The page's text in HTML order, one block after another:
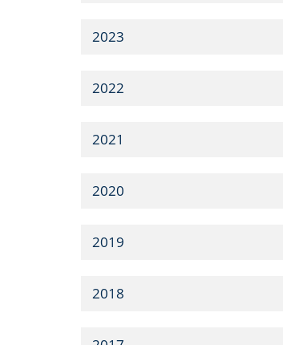
2023
2022
2021
2020
2019
2018